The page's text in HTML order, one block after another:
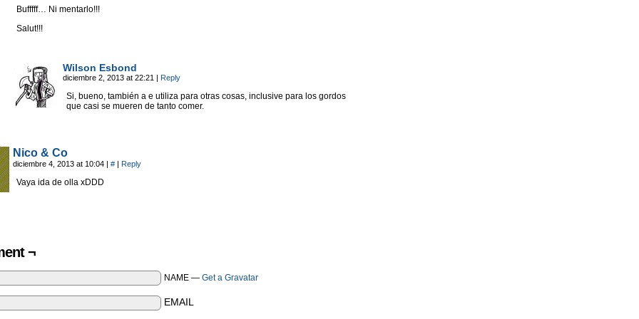
Bufffff… Ni mentarlo!!!
Salut!!!
Wilson Esbond
diciembre 2, 2013 at 22:21 | Reply
Si, bueno, también a e utiliza para otras cosas, inclusive para los gordos
que casi se mueren de tanto comer.
Nico & Co
diciembre 4, 2013 at 10:04 | # | Reply
Vaya ida de olla xDDD
¬
NAME — Get a Gravatar
EMAIL